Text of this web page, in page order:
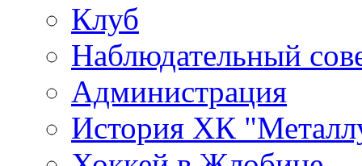
Клуб
Наблюдательный
Администрация
История ХК